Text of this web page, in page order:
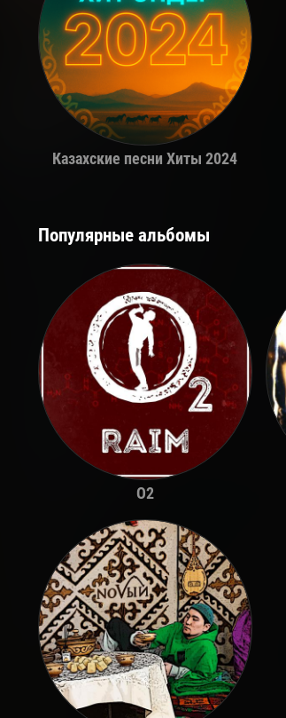
Казахские песни Хиты 2024
Популярные альбомы
O2